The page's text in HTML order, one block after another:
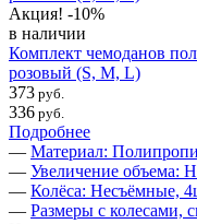
Акция! -10%
в наличии
Комплект чемоданов
розовый (S, M, L)
373 руб.
336 руб.
Подробнее
— Материал:
— Увеличение объема:
— Колёса: Несъёмные,
— Размеры с колесами,